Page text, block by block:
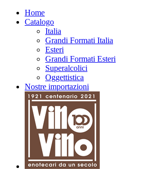
Home
Catalogo
Italia
Grandi Formati Italia
Esteri
Grandi Formati Esteri
Superalcolici
Oggettistica
Nostre importazioni